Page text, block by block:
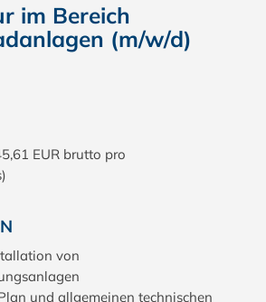
im Bereich
(m/w/d)
EUR brutto pro
von
und allgemeinen technischen